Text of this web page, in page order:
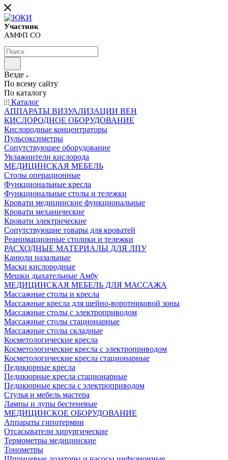
Участник
АМФП СО
Везде
По всему сайту
По каталогу
Каталог
АППАРАТЫ ВИЗУАЛИЗАЦИИ ВЕН
КИСЛОРОДНОЕ ОБОРУДОВАНИЕ
Кислородные концентраторы
Пульсоксиметры
Сопутствующее оборудование
Увлажнители кислорода
МЕДИЦИНСКАЯ МЕБЕЛЬ
Столы операционные
Функциональные кресла
Функциональные столы и тележки
Кровати медицинские функциональные
Кровати механические
Кровати электрические
Сопутствующие товары для кроватей
Реанимационные столики и тележки
РАСХОДНЫЕ МАТЕРИАЛЫ ДЛЯ ЛПУ
Канюли назальные
Маски кислородные
Мешки дыхательные Амбу
МЕДИЦИНСКАЯ МЕБЕЛЬ ДЛЯ МАССАЖА
Массажные столы и кресла
Массажные кресла для шейно-воротниковой зоны
Массажные столы с электроприводом
Массажные столы стационарные
Массажные столы складные
Косметологические кресла
Косметологические кресла с электроприводом
Косметологические кресла стационарные
Педикюрные кресла
Педикюрные кресла стационарные
Педикюрные кресла с электроприводом
Стулья и мебель мастера
Лампы и лупы бестеневые
МЕДИЦИНСКОЕ ОБОРУДОВАНИЕ
Аппараты гипотермии
Отсасыватели хирургические
Термометры медицинские
Тонометры